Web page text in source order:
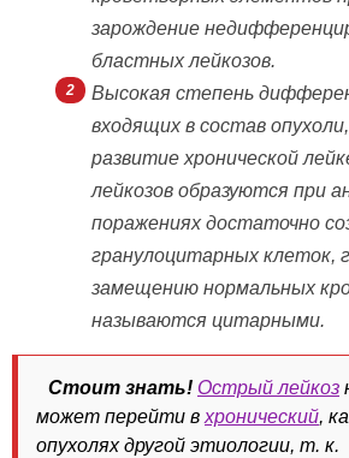
зарождение
бластных лейкозов.
Высокая степень
входящих в состав
развитие хронической
лейкозов образуются при
поражениях достаточно
гранулоцитарных клеток,
замещению нормальных
называются цитарными.
Стоит знать! Острый лейкоз
может перейти в хронический,
опухолях другой этиологии, т. к.